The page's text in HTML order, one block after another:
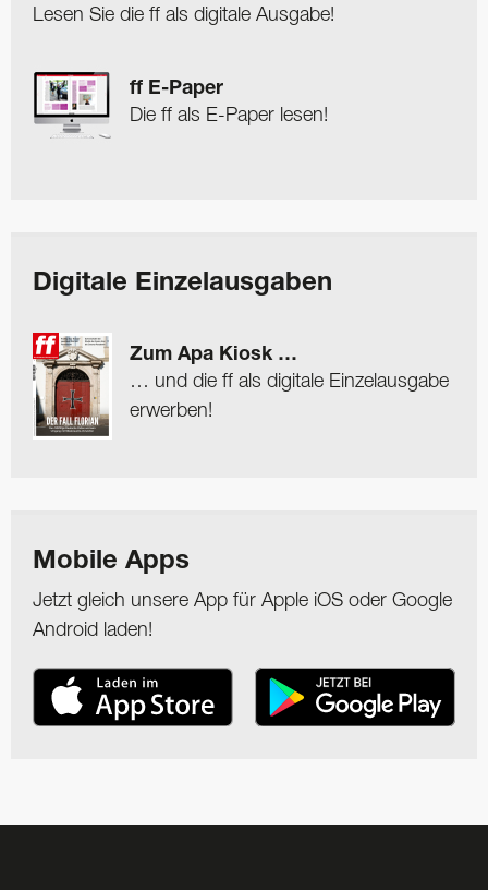
Lesen Sie die ff als digitale Ausgabe!
ff E-Paper
Die ff als E-Paper lesen!
Digitale Einzelausgaben
Zum Apa Kiosk …
… und die ff als digitale Einzelausgabe
erwerben!
Mobile Apps
Jetzt gleich unsere App für Apple iOS oder Google
Android laden!